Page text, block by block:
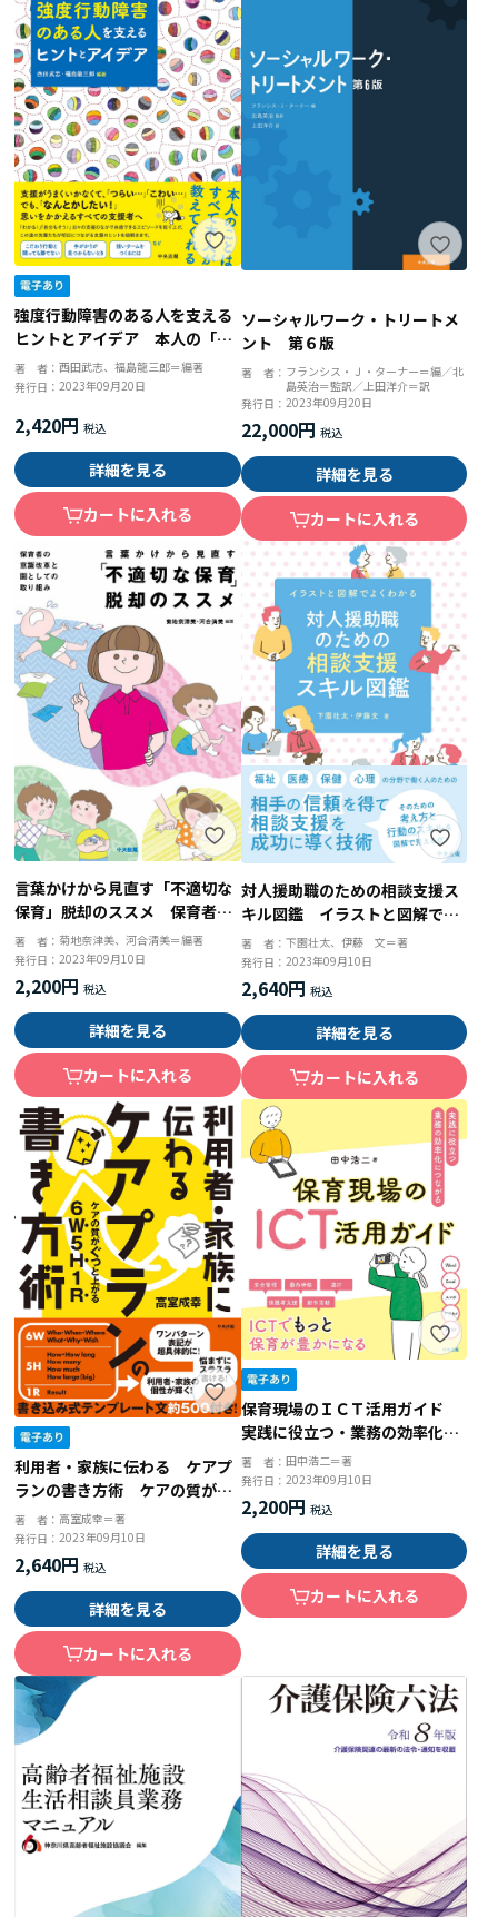
強度行動障害のある人を支える
ヒントとアイデア 本人の「困
った！」、支援者の「どうしよ
う・・・」を軽くする
著 者：西田武志、福島龍三郎＝編著
発行日：2023年09月20日
2,420円
詳細を見る
カートに入れる
ソーシャルワーク・トリートメ
ント 第６版
著 者： フランシス・Ｊ・ターナー＝編／北
島英治＝監訳／上田洋介＝訳
発行日： 2023年09月20日
22,000円
詳細を見る
カートに入れる
言葉かけから見直す「不適切な
保育」脱却のススメ 保育者の
意識改革と園としての取り組み
著 者：菊地奈津美、河合清美＝編著
発行日：2023年09月10日
2,200円
詳細を見る
カートに入れる
対人援助職のための相談支援ス
キル図鑑 イラストと図解でよ
くわかる
著 者： 下園壮太、伊藤 文＝著
発行日： 2023年09月10日
2,640円
詳細を見る
カートに入れる
利用者・家族に伝わる ケアプ
ランの書き方術 ケアの質がぐ
っと上がる６Ｗ５Ｈ１Ｒ
著 者： 高室成幸＝著
発行日：2023年09月10日
2,640円
詳細を見る
カートに入れる
保育現場のＩＣＴ活用ガイド
実践に役立つ・業務の効率化に
つながる
著 者： 田中浩二＝著
発行日： 2023年09月10日
2,200円
詳細を見る
カートに入れる